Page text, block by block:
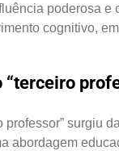
poderosa e
cognitivo,
“terceiro
professor” surgiu
abordagem